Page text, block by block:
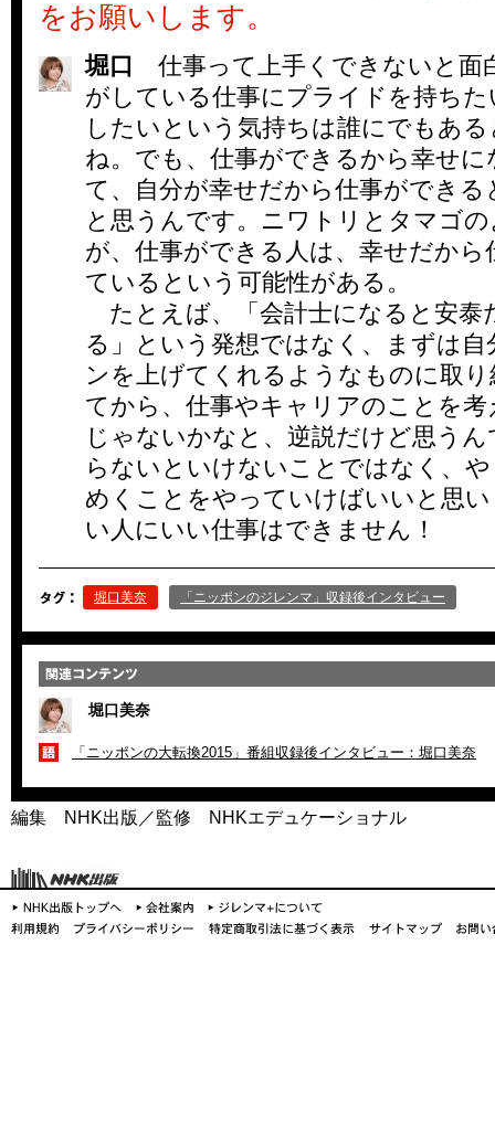
をお願いします。
堀口
仕事って上手くできないと面
がしている仕事にプライドを持ち
したいという気持ちは誰にでもあ
ね。でも、仕事ができるから幸せ
て、自分が幸せだから仕事ができ
と思うんです。ニワトリとタマゴ
が、仕事ができる人は、幸せだから
ているという可能性がある。
たとえば、「会計士になると安泰
る」という発想ではなく、まずは
ンを上げてくれるようなものに取
てから、仕事やキャリアのことを
じゃないかなと、逆説だけど思う
らないといけないことではなく、
めくことをやっていけばいいと思
い人にいい仕事はできません！
堀口美奈 「ニッポンのジレンマ」収録後インタビュー
堀口美奈
「ニッポンの大転換2015」番組収録後インタビュー：堀口美奈
編集 NHK出版／監修 NHKエデュケーショナル